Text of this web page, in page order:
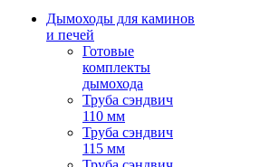
Дымоходы для каминов
и печей
Готовые
комплекты
дымохода
Труба сэндвич
110 мм
Труба сэндвич
115 мм